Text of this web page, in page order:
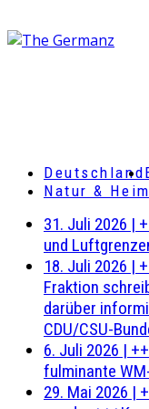
Deutschland
Natur &
31. Juli 2026 |
und
18. Juli 2026 |
Fraktion
darüber
CDU/CSU-
6. Juli 2026 |
fulminante
29. Mai 2026 |